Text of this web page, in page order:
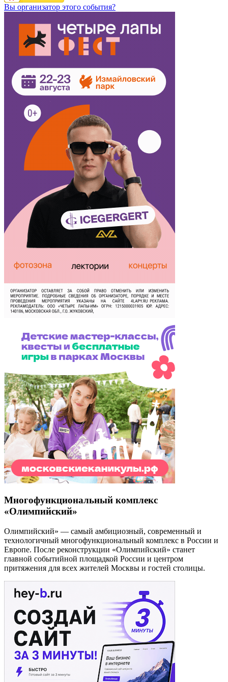
Вы организатор этого события?
Многофункциональный комплекс
«Олимпийский»
Олимпийский» — самый амбициозный, современный и
технологичный многофункциональный комплекс в России и
Европе. После реконструкции «Олимпийский» станет
главной событийной площадкой России и центром
притяжения для всех жителей Москвы и гостей столицы.